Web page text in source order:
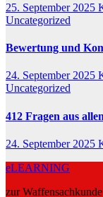
25. September 2025
Uncategorized
Bewertung und
24. September 2025
Uncategorized
412 Fragen aus
24. September 2025
eLEARNING
zur Waffensachkunde